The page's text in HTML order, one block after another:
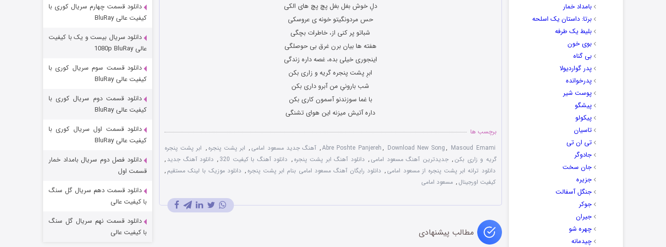
بامداد خمار
برتا: داستان یک اسلحه
بلیط یک‌‌ طرفه
بوی خون
بی گناه
پدر گواردیولا
پدرخوانده
پوست شیر
پیشگو
پیکولو
تاسیان
تی ان تی
جادوگر
جان سخت
جزیره
جنگل آسفالت
جوکر
جیران
چهره شو
چیدمانه
دلِ خوش بغل بغل پچ پچ های الکی
حس مردونگیتو خونه ی عروسکی
شباتو پر کنی از، خاطرات بچگی
هفته ها بیان برن غرق بی حوصلگی
اینجوری خیلی بده، غصه داره زندگی
ابرِ پشت پنجره گریه و زاری بکن
شب بارونیِ من آبرو داری بکن
با غما سوزندنو آسمون کاری بکن
داره آتیش میزنه این هوای تشنگی
برچسب ها
Abre Poshte Panjereh, Download New Song, Masoud Emami
, آهنگ جدید مسعود امامی , ابر پشت پنجره , ابر پشت پنجره
گریه و زاری بکن , جدیدترین آهنگ مسعود امامی , دانلود آهنگ ابر پشت پنجره , دانلود آهنگ با کیفیت 320 , دانلود آهنگ جدید ,
دانلود ترانه ابر پشت پنجره از مسعود امامی , دانلود رایگان آهنگ مسعود امامی بنام ابر پشت پنجره , دانلود موزیک با لینک مستقیم ,
کیفیت اورجینال , مسعود امامی
مطالب پیشنهادی
مردگان متحرک: شهر مرده ۳
شکست استوارت در نجات جهان
قسمت 7 (زیرنویس) منتشر شد
دانلود قسمت چهارم سریال کوری با
کیفیت عالی BluRay
دانلود سریال بیست و یک با کیفیت
عالی 1080p BluRay
دانلود قسمت سوم سریال کوری با
کیفیت عالی BluRay
دانلود قسمت دوم سریال کوری با
کیفیت عالی BluRay
دانلود قسمت اول سریال کوری با
کیفیت عالی BluRay
دانلود فصل دوم سریال بامداد خمار
قسمت اول
دانلود قسمت دهم سریال گل سنگ
با کیفیت عالی
دانلود قسمت نهم سریال گل سنگ
با کیفیت عالی